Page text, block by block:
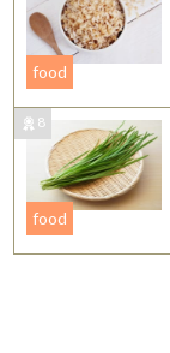
food
8
food